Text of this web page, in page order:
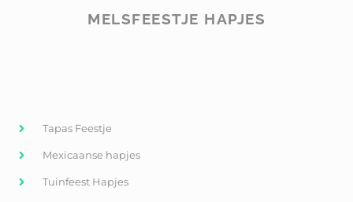
MELSFEESTJE HAPJES
Tapas Feestje
Mexicaanse hapjes
Tuinfeest Hapjes